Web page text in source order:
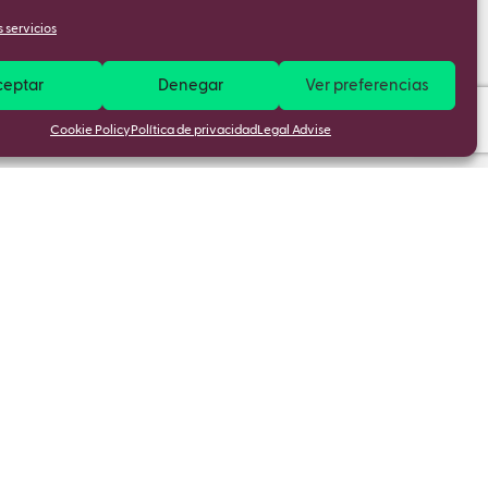
servicios
Denegar Ver preferencias
Cookie Policy Política de privacidad Legal Advise